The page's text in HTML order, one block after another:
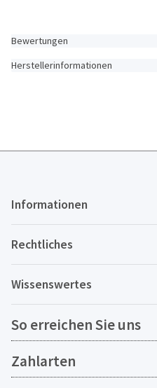
Bewertungen
Herstellerinformationen
Informationen
Rechtliches
Wissenswertes
So erreichen Sie uns
Zahlarten